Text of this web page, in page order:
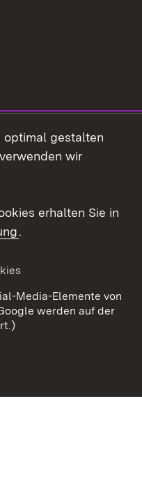
optimal gestalten
wir
erhalten Sie in
.
Media-Elemente von
werden auf der